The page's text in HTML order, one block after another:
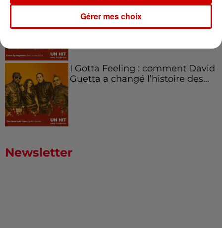
Springsteen : la chanson que
l’Amérique...
I Gotta Feeling : comment David
Guetta a changé l’histoire des...
Newsletter
Gérer mes choix